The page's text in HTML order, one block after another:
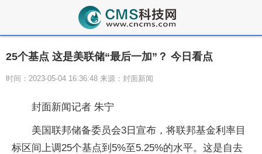
25个基点 这是美联储“最后一加”？ 今日看点
时间：2023-05-04 16:36:48 来源：封面新闻
封面新闻记者 朱宁
美国联邦储备委员会3日宣布，将联邦基金利率目
标区间上调25个基点到5%至5.25%的水平。这是自去